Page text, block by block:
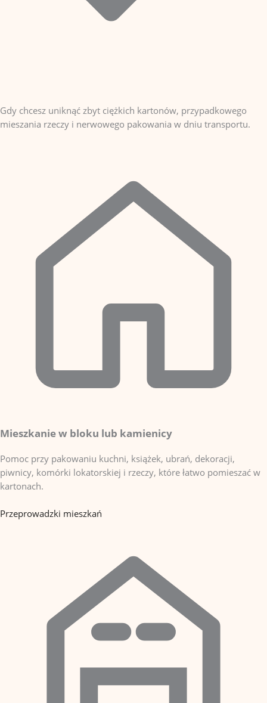
Gdy chcesz uniknąć zbyt ciężkich kartonów, przypadkowego
mieszania rzeczy i nerwowego pakowania w dniu transportu.
Mieszkanie w bloku lub kamienicy
Pomoc przy pakowaniu kuchni, książek, ubrań, dekoracji,
piwnicy, komórki lokatorskiej i rzeczy, które łatwo pomieszać w
kartonach.
Przeprowadzki mieszkań